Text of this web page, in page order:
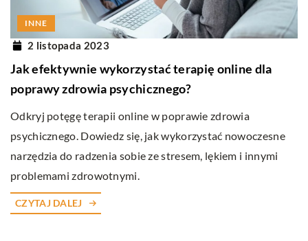
INNE
2 listopada 2023
Jak efektywnie wykorzystać terapię online dla
poprawy zdrowia psychicznego?
Odkryj potęgę terapii online w poprawie zdrowia
psychicznego. Dowiedz się, jak wykorzystać nowoczesne
narzędzia do radzenia sobie ze stresem, lękiem i innymi
problemami zdrowotnymi.
CZYTAJ DALEJ